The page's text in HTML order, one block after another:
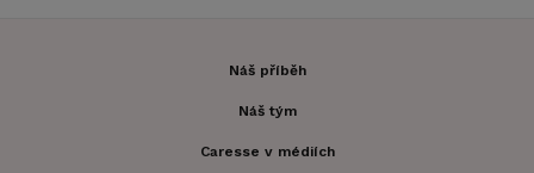
Náš příběh
Náš tým
Caresse v médiích